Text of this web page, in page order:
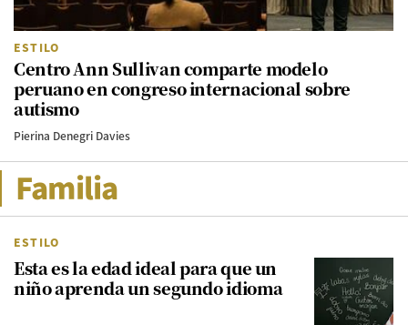
ESTILO
Centro Ann Sullivan comparte modelo
peruano en congreso internacional sobre
autismo
Pierina Denegri Davies
Familia
ESTILO
Esta es la edad ideal para que un
niño aprenda un segundo idioma